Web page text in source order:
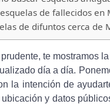
de fallecidos
de difuntos cerca de
te mostramos
día a día.
la intención de
y datos